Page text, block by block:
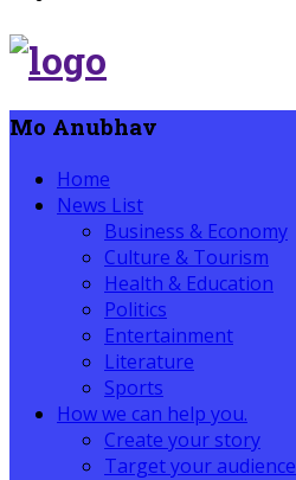
Mo Anubhav
Home
News List
Business & Economy
Culture & Tourism
Health & Education
Politics
Entertainment
Literature
Sports
How we can help you.
Create your story
Target your audience